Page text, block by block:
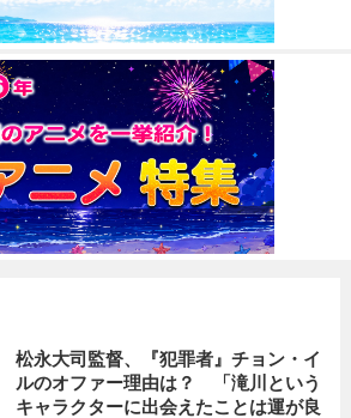
松永大司監督、『犯罪者』チョン・イ
ルのオファー理由は？ 「滝川という
キャラクターに出会えたことは運が良